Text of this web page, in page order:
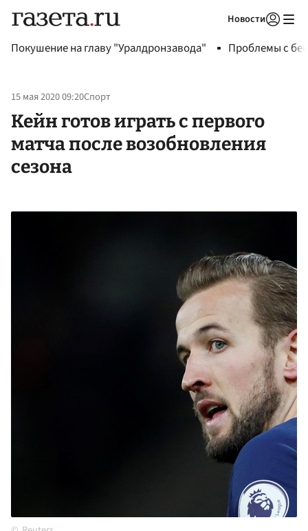
Новости
Покушение на главу "Уралдронзавода" Проблемы с
15 мая 2020 09:20Спорт
Кейн готов играть с первого
матча после возобновления
сезона